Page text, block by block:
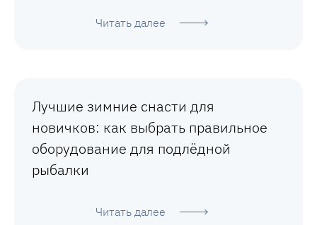
Читать далее
Лучшие зимние снасти для
новичков: как выбрать правильное
оборудование для подлёдной
рыбалки
Читать далее